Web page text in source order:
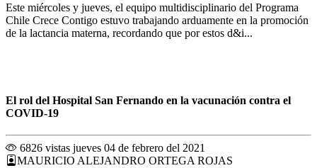
Este miércoles y jueves, el equipo multidisciplinario del Programa
Chile Crece Contigo estuvo trabajando arduamente en la promoción
de la lactancia materna, recordando que por estos d&i...
El rol del Hospital San Fernando en la vacunación contra el
COVID-19
6826 vistas jueves 04 de febrero del 2021
MAURICIO ALEJANDRO ORTEGA ROJAS